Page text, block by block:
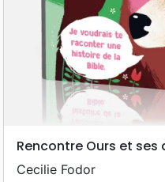
Rencontre Ours et
Cecilie Fodor